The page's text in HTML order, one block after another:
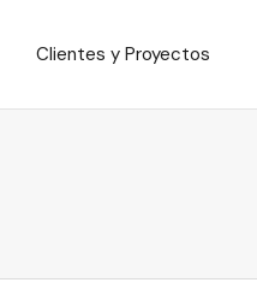
Clientes y Proyectos